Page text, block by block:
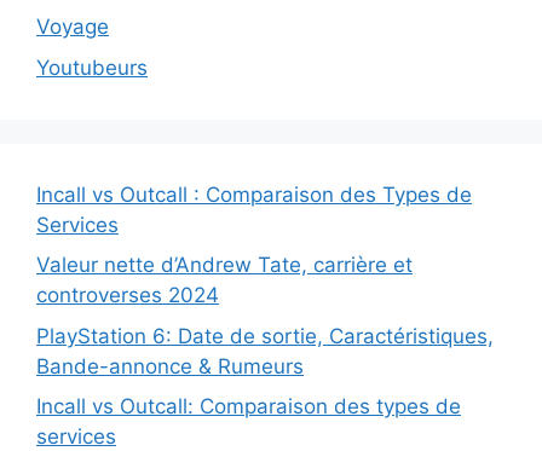
Voyage
Youtubeurs
Incall vs Outcall : Comparaison des Types de
Services
Valeur nette d’Andrew Tate, carrière et
controverses 2024
PlayStation 6: Date de sortie, Caractéristiques,
Bande-annonce & Rumeurs
Incall vs Outcall: Comparaison des types de
services